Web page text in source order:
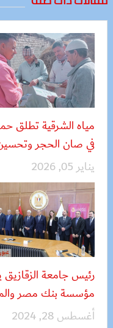
مياه الشرقية تطلق
في صان الحجر
يناير 05, 2026
رئيس جامعة
مؤسسة بنك مصر
أغسطس 28, 2024